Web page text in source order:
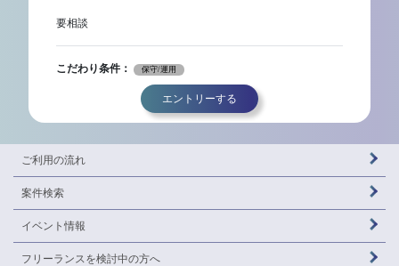
要相談
こだわり条件： 保守/運用
エントリーする
ご利用の流れ
案件検索
イベント情報
フリーランスを検討中の方へ